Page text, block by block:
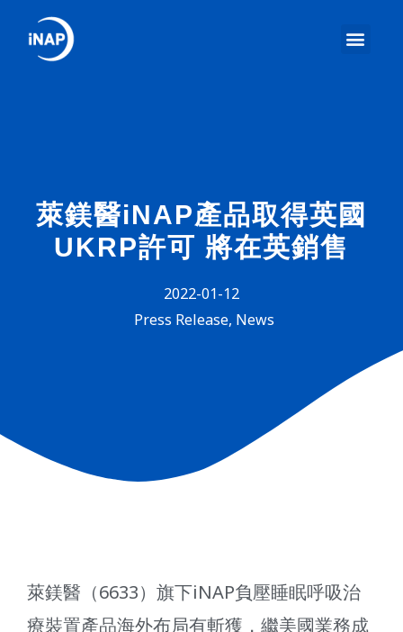
萊鎂醫iNAP產品取得英國
UKRP許可 將在英銷售
2022-01-12
Press Release, News
萊鎂醫（6633）旗下iNAP負壓睡眠呼吸治
療裝置產品海外布局有斬獲，繼美國業務成